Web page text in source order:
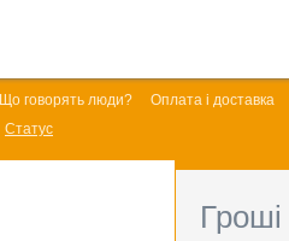
Що говорять люди?
Оплата і доставка
Статус
Гроші